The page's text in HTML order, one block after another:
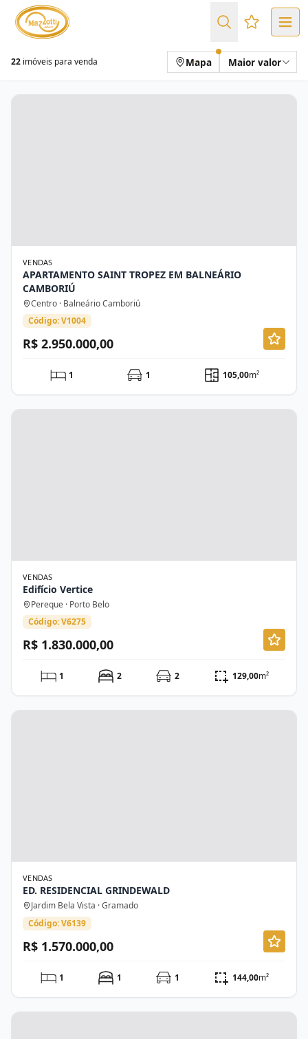
Favoritos
22 imóveis para venda Mapa Maior valor
VENDAS
APARTAMENTO SAINT TROPEZ EM BALNEÁRIO
CAMBORIÚ
Centro · Balneário Camboriú
Código: V1004
R$ 2.950.000,00
1 1 105,00m²
VENDAS
Edifício Vertice
Pereque · Porto Belo
Código: V6275
R$ 1.830.000,00
1 2 2 129,00m²
VENDAS
ED. RESIDENCIAL GRINDEWALD
Jardim Bela Vista · Gramado
Código: V6139
R$ 1.570.000,00
1 1 1 144,00m²